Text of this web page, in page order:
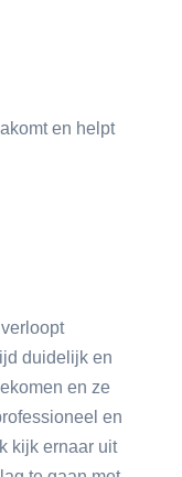
en helpt
duidelijk en
en ze
en
kijk ernaar uit